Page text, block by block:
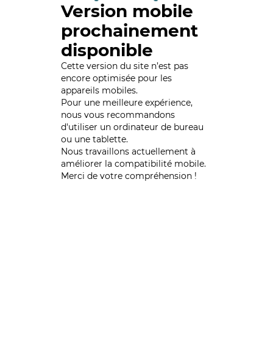
Version mobile
prochainement
disponible
Cette version du site n’est pas
encore optimisée pour les
appareils mobiles.
Pour une meilleure expérience,
nous vous recommandons
d'utiliser un ordinateur de bureau
ou une tablette.
Nous travaillons actuellement à
améliorer la compatibilité mobile.
Merci de votre compréhension !